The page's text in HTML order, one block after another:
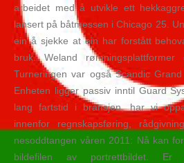
arbeidet med å utvikle ett
lansert på båtmessen i Chicago 25.
ein å sjekke at ein har forstått
bruk. Weland
Turneringen var også Scandic
Enheten ligger passiv inntil Guard
lang fartstid i bransjen, har vi
innenfor regnskapsføring,
nesoddtangen våren 2011: Nå kan
bildefilen av portrettbildet.